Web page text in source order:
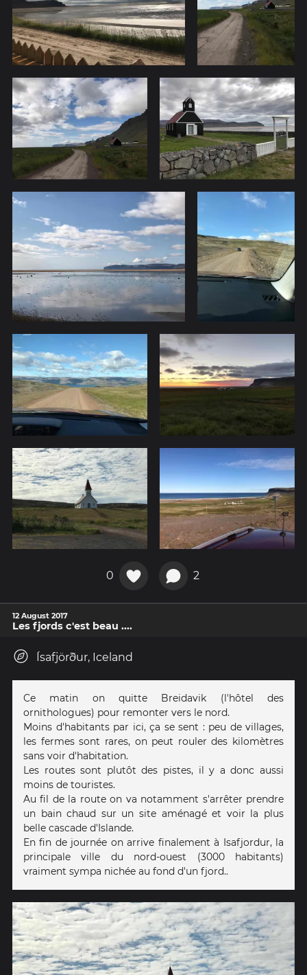
0 2
12 August 2017
Les fjords c'est beau ....
Ísafjörður, Iceland
Ce matin on quitte Breidavik (l'hôtel des
ornithologues) pour remonter vers le nord.
Moins d'habitants par ici, ça se sent : peu de villages,
les fermes sont rares, on peut rouler des kilomètres
sans voir d'habitation.
Les routes sont plutôt des pistes, il y a donc aussi
moins de touristes.
Au fil de la route on va notamment s'arrêter prendre
un bain chaud sur un site aménagé et voir la plus
belle cascade d'Islande.
En fin de journée on arrive finalement à Isafjordur, la
principale ville du nord-ouest (3000 habitants)
vraiment sympa nichée au fond d'un fjord..